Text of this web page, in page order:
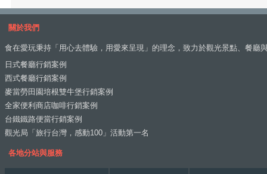
關於我們
食在愛玩秉持「用心去體驗，用愛來呈現」的理念，致力於觀光景點、餐廳
日式餐廳行銷案例
西式餐廳行銷案例
麥當勞田園培根雙牛堡行銷案例
全家便利商店咖啡行銷案例
台鐵鐵路便當行銷案例
觀光局「旅行台灣，感動100」活動第一名
各地分站與服務